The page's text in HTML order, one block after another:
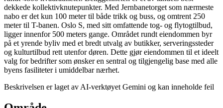
dekkede kollektivknutepunkter. Med Jernbanetorget som nærmeste
nabo er det kun 100 meter til både trikk og buss, og omtrent 250
meter til T-banen. Oslo S, med sitt omfattende tog- og flytogtilbud,
ligger innenfor 500 meters gange. Området rundt eiendommen byr
på et yrende byliv med et bredt utvalg av butikker, serveringssteder
og kulturtilbud rett utenfor døren. Dette gjør eiendommen til et ideelt
valg for bedrifter som ønsker en sentral og tilgjengelig base med alle
byens fasiliteter i umiddelbar nærhet.
Beskrivelsen er laget av AI-verktøyet Gemini og kan inneholde feil